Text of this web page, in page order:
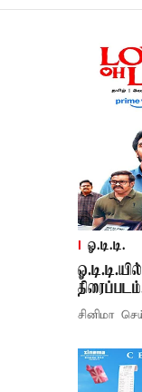
ஓ.டி.டி.
சினிமா